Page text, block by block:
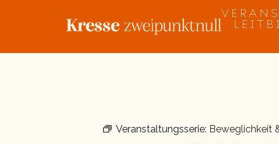
Veranstaltungsserie: Beweglichkeit